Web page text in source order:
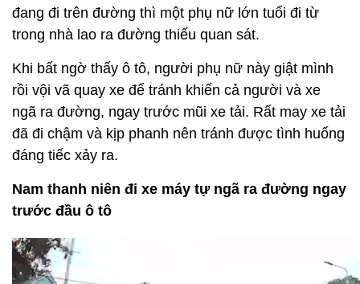
đang đi trên đường thì một phụ nữ lớn tuổi đi từ
trong nhà lao ra đường thiếu quan sát.
Khi bất ngờ thấy ô tô, người phụ nữ này giật mình
rồi vội vã quay xe để tránh khiến cả người và xe
ngã ra đường, ngay trước mũi xe tải. Rất may xe tải
đã đi chậm và kịp phanh nên tránh được tình huống
đáng tiếc xảy ra.
Nam thanh niên đi xe máy tự ngã ra đường ngay
trước đầu ô tô